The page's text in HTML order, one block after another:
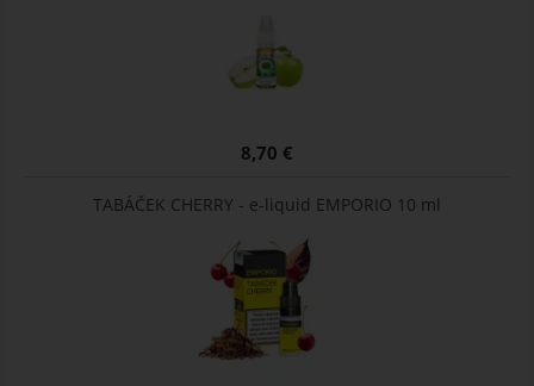
8,70 €
TABÁČEK CHERRY - e-liquid EMPORIO 10 ml